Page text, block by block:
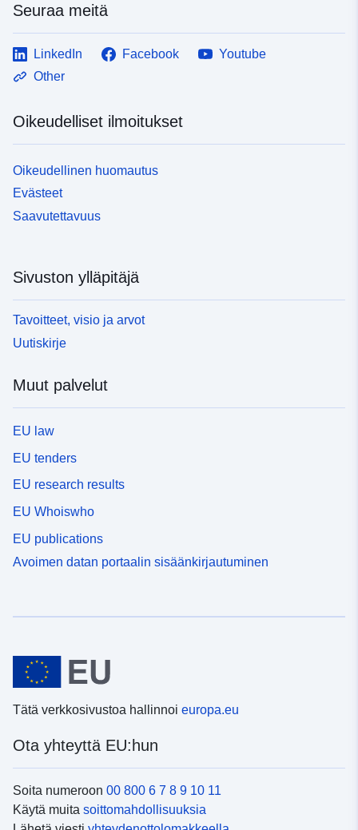
Seuraa meitä
LinkedIn Facebook
Youtube
Other
Oikeudelliset ilmoitukset
Oikeudellinen huomautus
Evästeet
Saavutettavuus
Sivuston ylläpitäjä
Tavoitteet, visio ja arvot
Uutiskirje
Muut palvelut
EU law
EU tenders
EU research results
EU Whoiswho
EU publications
Avoimen datan portaalin sisäänkirjautuminen
Tätä verkkosivustoa hallinnoi europa.eu
Ota yhteyttä EU:hun
Soita numeroon 00 800 6 7 8 9 10 11
Käytä muita soittomahdollisuuksia